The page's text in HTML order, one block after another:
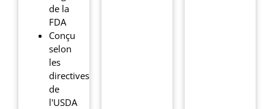
de la
FDA
Conçu
selon
les
directives
de
l'USDA